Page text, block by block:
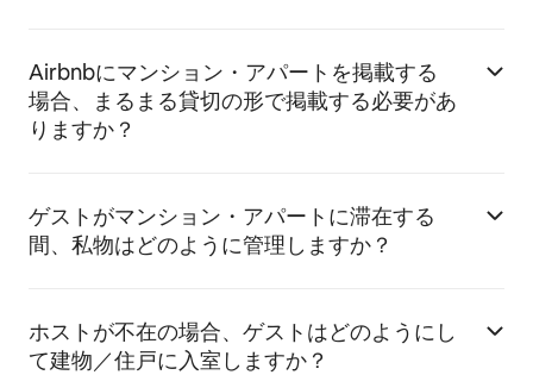
Airbnbにマンション・アパートを掲載する
場合、まるまる貸切の形で掲載する必要があ
りますか？
ゲストがマンション・アパートに滞在する
間、私物はどのように管理しますか？
ホストが不在の場合、ゲストはどのようにし
て建物／住戸に入室しますか？